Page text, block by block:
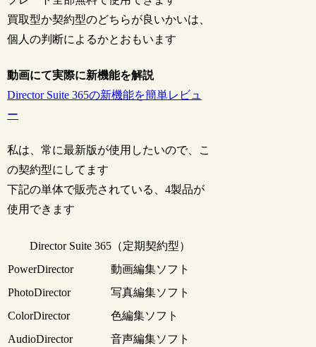
買取型か契約型のどちらが良いかいは、
個人の判断によるかとおもいます
動画にて実際に新機能を解説
Director Suite 365の新機能を簡単レビュ
ー
私は、常に最新版が使用したいので、こ
の契約型にしてます
下記の単体で販売されている、4製品が
使用できます
Director Suite 365（定期契約型）
PowerDirector
動画編集ソフト
PhotoDirector
写真編集ソフト
ColorDirector
色編集ソフト
AudioDirector
音声編集ソフト